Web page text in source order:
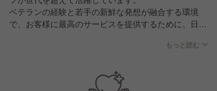
ベテランの経験と若手の新鮮な発想が融合する環境
で、お客様に最高のサービスを提供するために、日々
もっと読む